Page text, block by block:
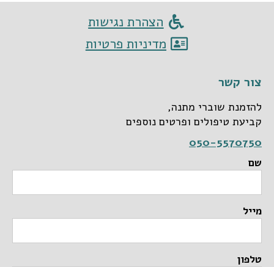
הצהרת נגישות
מדיניות פרטיות
צור קשר
להזמנת שוברי מתנה,
קביעת טיפולים ופרטים נוספים
050-5570750
שם
מייל
טלפון